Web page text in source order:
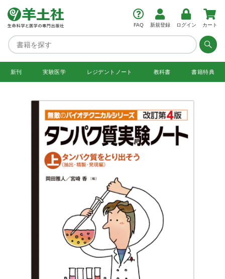
FAQ 新規登録 ログイン カート
新刊 実験医学 レジデント ノート 教科書 書籍特典